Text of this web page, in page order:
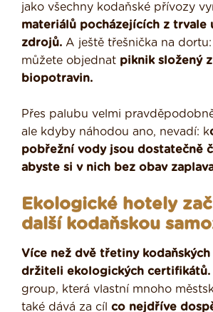
jako všechny kodaňské přívozy
materiálů pocházejících z trvale
zdrojů. A ještě třešnička na
můžete objednat piknik složený
biopotravin.
Přes palubu velmi
ale kdyby náhodou ano, nevadí: k
pobřežní vody jsou dostatečně
abyste si v nich bez obav
Ekologické hotely
další kodaňskou
Více než dvě třetiny
držiteli ekologických certifikátů.
group, která vlastní mnoho
také dává za cíl co nejdříve